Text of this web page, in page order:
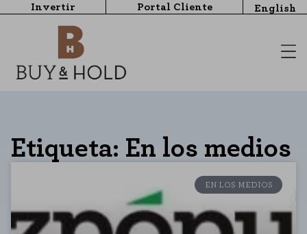
Invertir Portal Cliente English
Etiqueta: En los medios
EN LOS MEDIOS